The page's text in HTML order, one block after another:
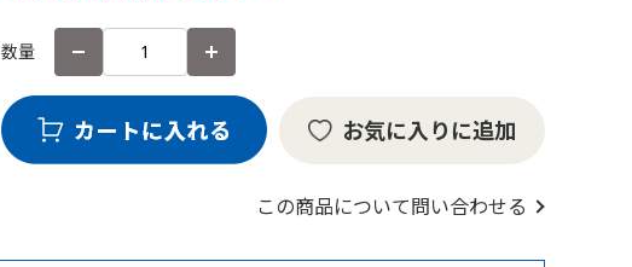
数量
お気に入りに追加
この商品について問い合わせる